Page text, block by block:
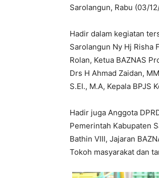
Sarolangun, Rabu (03/
Hadir dalam kegiatan
Sarolangun Ny Hj Risha
Rolan, Ketua BAZNAS
Drs H Ahmad Zaidan,
S.EI., M.A, Kepala BPJS
Hadir juga Anggota
Pemerintah Kabupaten
Bathin VIII, Jajaran
Tokoh masyarakat dan